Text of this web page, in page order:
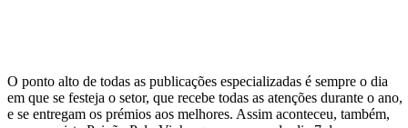
O ponto alto de todas as publicações especializadas é sempre o dia
em que se festeja o setor, que recebe todas as atenções durante o ano,
e se entregam os prémios aos melhores. Assim aconteceu, também,